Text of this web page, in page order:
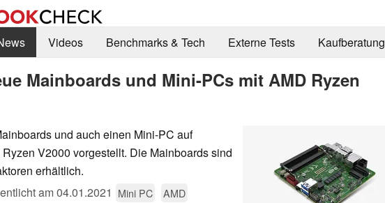
Videos Benchmarks & Tech Externe Tests Kaufberatung
Mainboards und Mini-PCs mit AMD Ryzen
und auch einen Mini-PC auf
V2000 vorgestellt. Die Mainboards sind
erhältlich.
am04.01.2021 Mini PC
AMD